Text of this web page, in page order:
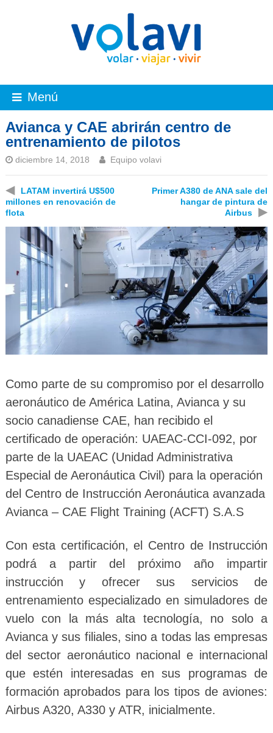
Menú
Avianca y CAE abrirán centro de
entrenamiento de pilotos
diciembre 14, 2018 Equipo volavi
◀
LATAM invertirá U$500
millones en renovación de
flota
Primer A380 de ANA sale del
hangar de pintura de
Airbus
▶
Como parte de su compromiso por el desarrollo
aeronáutico de América Latina, Avianca y su
socio canadiense CAE, han recibido el
certificado de operación: UAEAC-CCI-092, por
parte de la UAEAC (Unidad Administrativa
Especial de Aeronáutica Civil) para la operación
del Centro de Instrucción Aeronáutica avanzada
Avianca – CAE Flight Training (ACFT) S.A.S
Con esta certificación, el Centro de Instrucción
podrá a partir del próximo año impartir
instrucción y ofrecer sus servicios de
entrenamiento especializado en simuladores de
vuelo con la más alta tecnología, no solo a
Avianca y sus filiales, sino a todas las empresas
del sector aeronáutico nacional e internacional
que estén interesadas en sus programas de
formación aprobados para los tipos de aviones:
Airbus A320, A330 y ATR, inicialmente.